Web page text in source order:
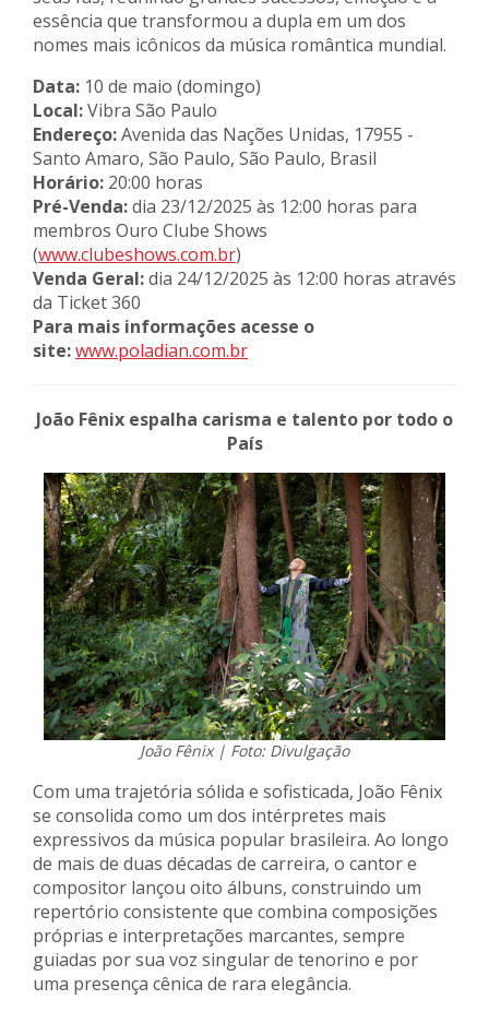
essência que transformou a dupla em um dos
nomes mais icônicos da música romântica mundial.
Data: 10 de maio (domingo)
Local:Vibra São Paulo
Endereço:Avenida das Nações Unidas, 17955 -
Santo Amaro, São Paulo, São Paulo, Brasil
Horário: 20:00 horas
Pré-Venda:dia 23/12/2025 às 12:00 horas para
membros Ouro Clube Shows
(www.clubeshows.com.br)
Venda Geral:dia 24/12/2025 às 12:00 horas através
da Ticket 360
Para mais informações acesse o
site:www.poladian.com.br
João Fênix espalha carisma e talento por todo o
País
João Fênix | Foto: Divulgação
Com uma trajetória sólida e sofisticada, João Fênix
se consolida como um dos intérpretes mais
expressivos da música popular brasileira. Ao longo
de mais de duas décadas de carreira, o cantor e
compositor lançou oito álbuns, construindo um
repertório consistente que combina composições
próprias e interpretações marcantes, sempre
guiadas por sua voz singular de tenorino e por
uma presença cênica de rara elegância.